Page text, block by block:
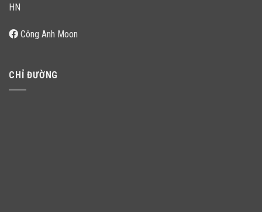
HN
Công Anh Moon
CHỈ ĐƯỜNG